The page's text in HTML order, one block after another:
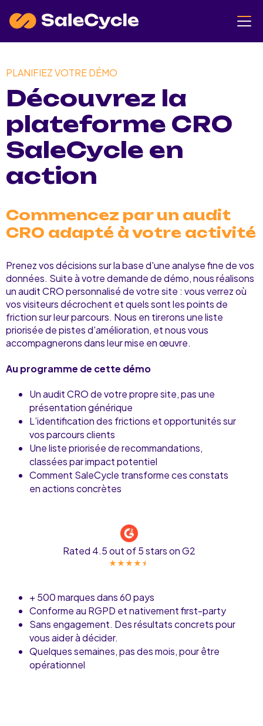
PLANIFIEZ VOTRE DÉMO
Découvrez la
plateforme CRO
SaleCycle en
action
Commencez par un audit
CRO adapté à votre activité
Prenez vos décisions sur la base d'une analyse fine de vos
données. Suite à votre demande de démo, nous réalisons
un audit CRO personnalisé de votre site : vous verrez où
vos visiteurs décrochent et quels sont les points de
friction sur leur parcours. Nous en tirerons une liste
priorisée de pistes d'amélioration, et nous vous
accompagnerons dans leur mise en œuvre.
Au programme de cette démo
Un audit CRO de votre propre site, pas une
présentation générique
L’identification des frictions et opportunités sur
vos parcours clients
Une liste priorisée de recommandations,
classées par impact potentiel
Comment SaleCycle transforme ces constats
en actions concrètes
Rated 4.5 out of 5 stars on G2
+ 500 marques dans 60 pays
Conforme au RGPD et nativement first-party
Sans engagement. Des résultats concrets pour
vous aider à décider.
Quelques semaines, pas des mois, pour être
opérationnel